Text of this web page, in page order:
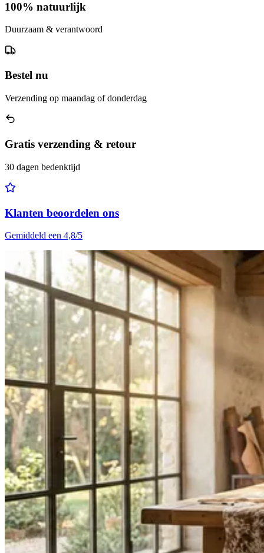
100% natuurlijk
Duurzaam & verantwoord
Bestel nu
Verzending op maandag of donderdag
Gratis verzending & retour
30 dagen bedenktijd
Klanten beoordelen ons
Gemiddeld een 4,8/5